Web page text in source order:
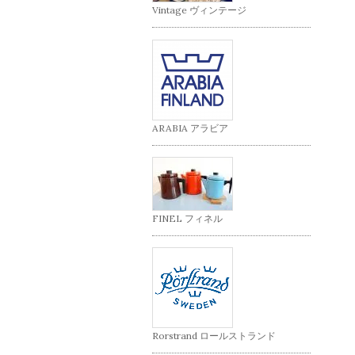
Vintage ヴィンテージ
ARABIA アラビア
FINEL フィネル
Rorstrand ロールストランド